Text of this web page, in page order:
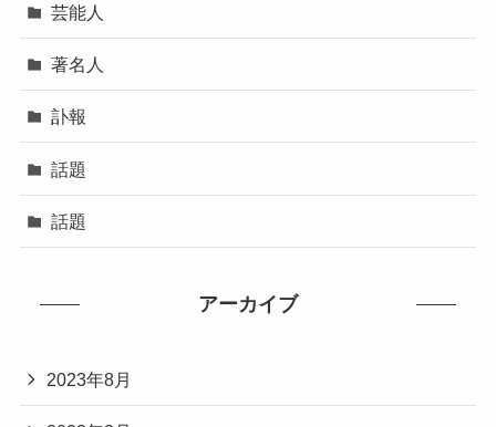
芸能人
著名人
訃報
話題
話題
アーカイブ
2023年8月